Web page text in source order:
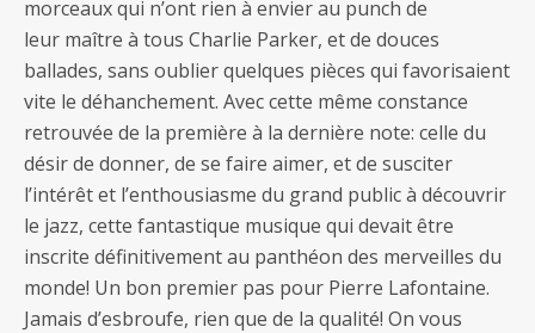
morceaux qui n’ont rien à envier au punch de
leur maître à tous Charlie Parker, et de douces
ballades, sans oublier quelques pièces qui favorisaient
vite le déhanchement. Avec cette même constance
retrouvée de la première à la dernière note: celle du
désir de donner, de se faire aimer, et de susciter
l’intérêt et l’enthousiasme du grand public à découvrir
le jazz, cette fantastique musique qui devait être
inscrite définitivement au panthéon des merveilles du
monde! Un bon premier pas pour Pierre Lafontaine.
Jamais d’esbroufe, rien que de la qualité! On vous